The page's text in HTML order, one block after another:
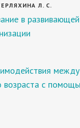
Л. С.
в
возраста с